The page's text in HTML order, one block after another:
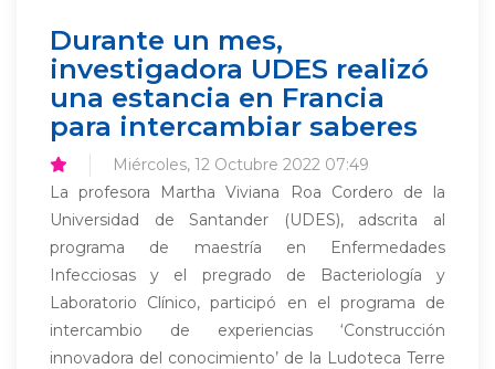
Durante un mes,
investigadora UDES realizó
una estancia en Francia
para intercambiar saberes
Miércoles, 12 Octubre 2022 07:49
La profesora Martha Viviana Roa Cordero de la
Universidad de Santander (UDES), adscrita al
programa de maestría en Enfermedades
Infecciosas y el pregrado de Bacteriología y
Laboratorio Clínico, participó en el programa de
intercambio de experiencias ‘Construcción
innovadora del conocimiento’ de la Ludoteca Terre